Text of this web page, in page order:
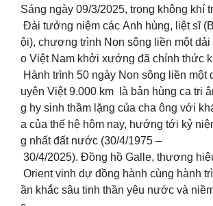
Sáng ngày 09/3/2025, trong không khí
Đài tưởng niệm các Anh hùng, liệt sĩ
ội), chương trình Non sông liền một dải
o Việt Nam khởi xướng đã chính thức
Hành trình 50 ngày Non sông liền một
uyên Việt 9.000 km là bản hùng ca tri
g hy sinh thầm lặng của cha ông với
a của thế hệ hôm nay, hướng tới kỷ
g nhất đất nước (30/4/1975 –
30/4/2025). Đồng hồ Galle, thương
Orient vinh dự đồng hành cùng hành
ần khắc sâu tinh thần yêu nước và